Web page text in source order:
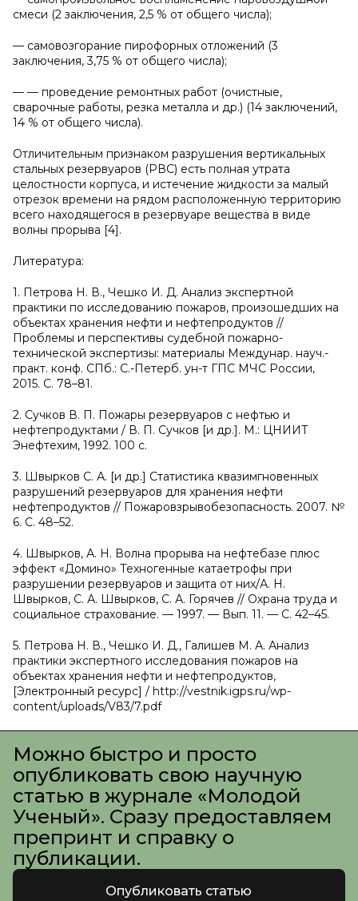
смеси (2 заключения, 2,5 % от общего числа);
— самовозгорание пирофорных отложений (3
заключения, 3,75 % от общего числа);
— — проведение ремонтных работ (очистные,
сварочные работы, резка металла и др.) (14 заключений,
14 % от общего числа).
Отличительным признаком разрушения вертикальных
стальных резервуаров (РВС) есть полная утрата
целостности корпуса, и истечение жидкости за малый
отрезок времени на рядом расположенную территорию
всего находящегося в резервуаре вещества в виде
волны прорыва [4].
Литература:
1. Петрова Н. В., Чешко И. Д. Анализ экспертной
практики по исследованию пожаров, произошедших на
объектах хранения нефти и нефтепродуктов //
Проблемы и перспективы судебной пожарно-
технической экспертизы: материалы Междунар. науч.-
практ. конф. СПб.: С.-Петерб. ун-т ГПС МЧС России,
2015. С. 78–81.
2. Сучков В. П. Пожары резервуаров с нефтью и
нефтепродуктами / В. П. Сучков [и др.]. М.: ЦНИИТ
Энефтехим, 1992. 100 с.
3. Швырков С. А. [и др.] Статистика квазимгновенных
разрушений резервуаров для хранения нефти
нефтепродуктов // Пожаровзрывобезопасность. 2007. №
6. С. 48–52.
4. Швырков, А. Н. Волна прорыва на нефтебазе плюс
эффект «Домино» Техногенные катаетрофы при
разрушении резервуаров и защита от них/А. Н.
Швырков, С. А. Швырков, С. А. Горячев // Охрана труда и
социальное страхование. — 1997. — Вып. 11. — С. 42–45.
5. Петрова Н. В., Чешко И. Д., Галишев М. А. Анализ
практики экспертного исследования пожаров на
объектах хранения нефти и нефтепродуктов,
[Электронный ресурс] / http://vestnik.igps.ru/wp-
content/uploads/V83/7.pdf
Можно быстро и просто
опубликовать свою научную
статью в журнале «Молодой
Ученый». Сразу предоставляем
препринт и справку о
публикации.
Опубликовать статью